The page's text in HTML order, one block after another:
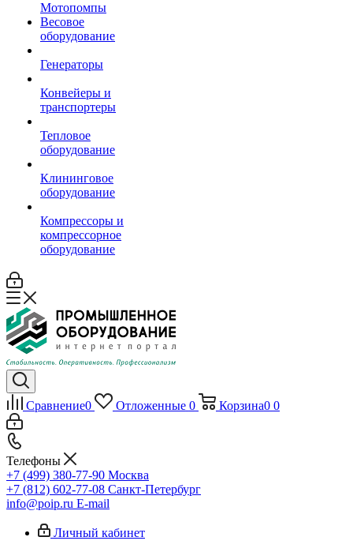
Мотопомпы
Весовое
оборудование
Генераторы
Конвейеры и
транспортеры
Тепловое
оборудование
Клининговое
оборудование
Компрессоры и
компрессорное
оборудование
Сравнение0 Отложенные 0 Корзина0 0
Телефоны
+7 (499) 380-77-90 Москва
+7 (812) 602-77-08 Санкт-Петербург
info@poip.ru E-mail
Личный кабинет